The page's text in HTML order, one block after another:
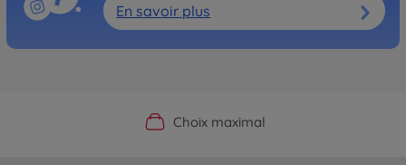
En savoir plus
Boutique officielle du fabricant
Choix maximal
Service personnalisé
Livraison rapide